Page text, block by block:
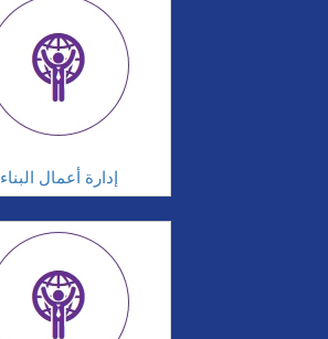
إدارة أعمال البناء